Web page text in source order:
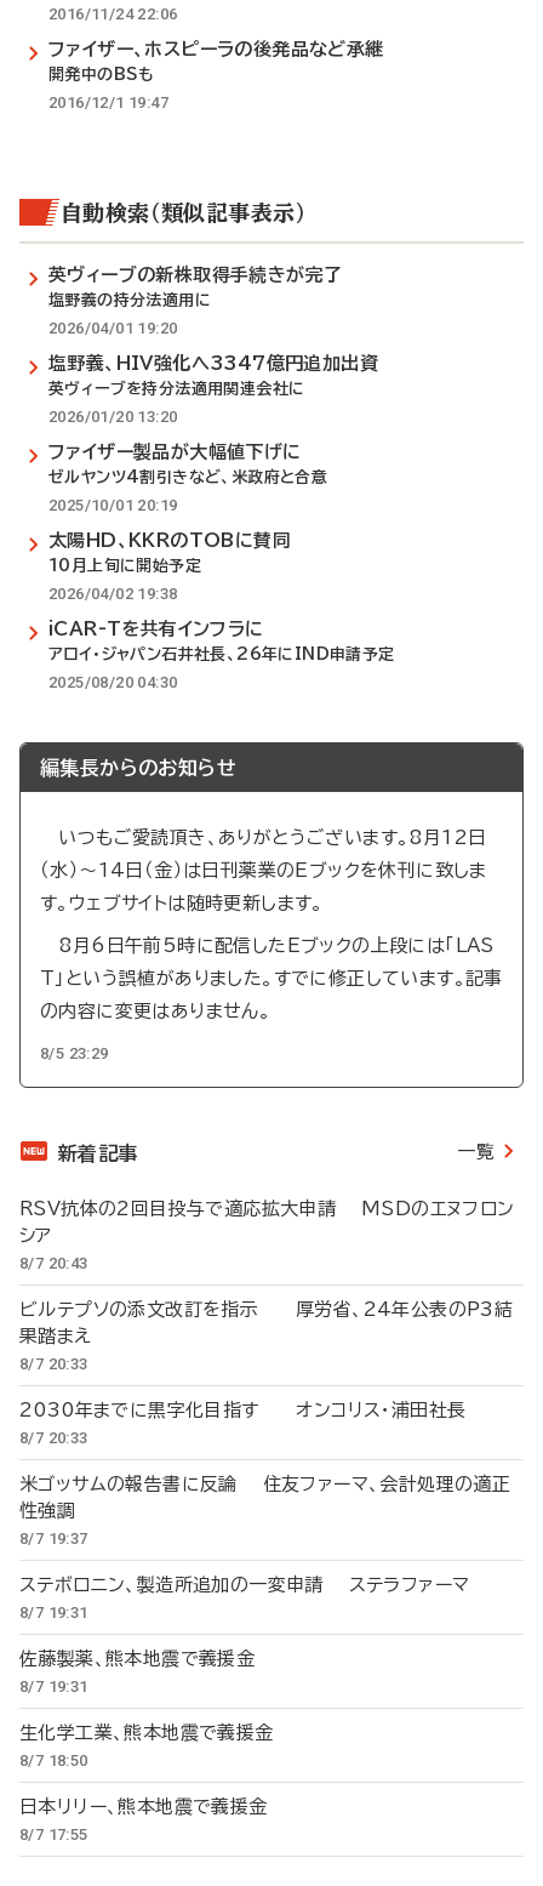
2016/11/24 22:06
ファイザー、ホスピーラの後発品など承継
開発中のBSも
2016/12/1 19:47
自動検索（類似記事表示）
英ヴィーブの新株取得手続きが完了
塩野義の持分法適用に
2026/04/01 19:20
塩野義、HIV強化へ3347億円追加出資
英ヴィーブを持分法適用関連会社に
2026/01/20 13:20
ファイザー製品が大幅値下げに
ゼルヤンツ4割引きなど、米政府と合意
2025/10/01 20:19
太陽HD、KKRのTOBに賛同
10月上旬に開始予定
2026/04/02 19:38
iCAR-Tを共有インフラに
アロイ・ジャパン石井社長、26年にIND申請予定
2025/08/20 04:30
編集長からのお知らせ
いつもご愛読頂き、ありがとうございます。8月12日
（水）～14日（金）は日刊薬業のEブックを休刊に致しま
す。ウェブサイトは随時更新します。
8月6日午前5時に配信したEブックの上段には「LAS
T」という誤植がありました。すでに修正しています。記事
の内容に変更はありません。
8/5 23:29
新着記事 一覧
RSV抗体の2回目投与で適応拡大申請 MSDのエヌフロン
シア
8/7 20:43
ビルテプソの添文改訂を指示 厚労省、24年公表のP3結
果踏まえ
8/7 20:33
2030年までに黒字化目指す オンコリス・浦田社長
8/7 20:33
米ゴッサムの報告書に反論 住友ファーマ、会計処理の適正
性強調
8/7 19:37
ステボロニン、製造所追加の一変申請 ステラファーマ
8/7 19:31
佐藤製薬、熊本地震で義援金
8/7 19:31
生化学工業、熊本地震で義援金
8/7 18:50
日本リリー、熊本地震で義援金
8/7 17:55